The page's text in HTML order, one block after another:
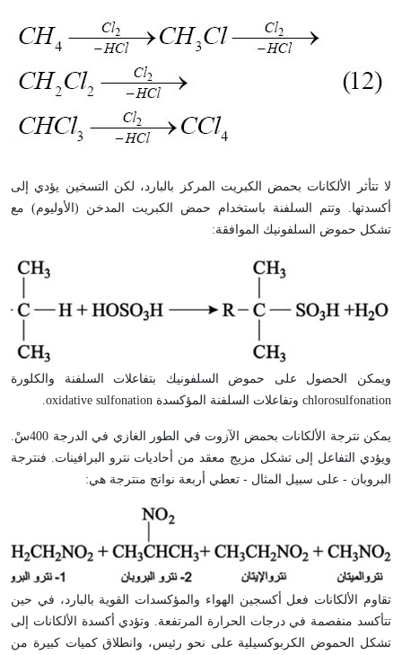
لا تتأثر الألكانات بحمض الكبريت المركز بالبارد، لكن التسخين يؤدي إلى
أكسدتها. وتتم السلفنة باستخدام حمض الكبريت المدخن (الأوليوم) مع
تشكل حموض السلفونيك الموافقة:
ويمكن الحصول على حموض السلفونيك بتفاعلات السلفنة والكلورة
chlorosulfonation وتفاعلات السلفنة المؤكسدة oxidative sulfonation
.
يمكن نترجة الألكانات بحمض الآزوت في الطور الغازي في الدرجة 400سْ.
ويؤدي التفاعل إلى تشكل مزيج معقد من أحاديات نترو البرافينات. فنترجة
البروبان - على سبيل المثال - تعطي أربعة نواتج منترجة هي:
تقاوم الألكانات فعل أكسجين الهواء والمؤكسدات القوية بالبارد، في حين
تتأكسد منفصمة في درجات الحرارة المرتفعة. وتؤدي أكسدة الألكانات إلى
تشكل الحموض الكربوكسيلية على نحو رئيس، وانطلاق كميات كبيرة من